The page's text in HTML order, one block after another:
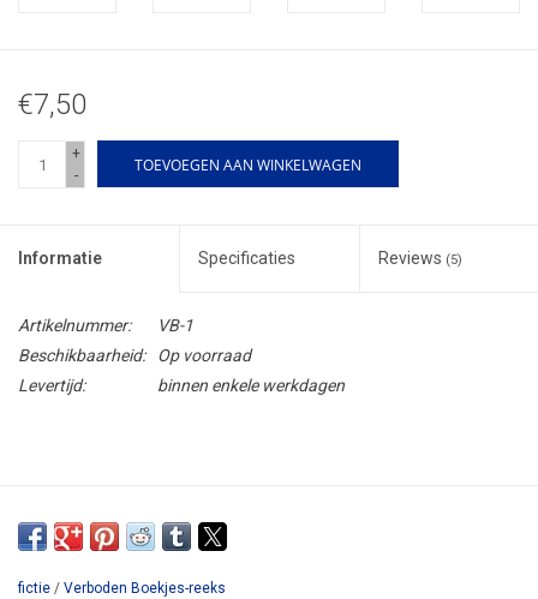
€7,50
+
-
TOEVOEGEN AAN WINKELWAGEN
Informatie Specificaties Reviews (5)
Artikelnummer:
VB-1
Beschikbaarheid:
Op voorraad
Levertijd:
binnen enkele werkdagen
fictie / Verboden Boekjes-reeks